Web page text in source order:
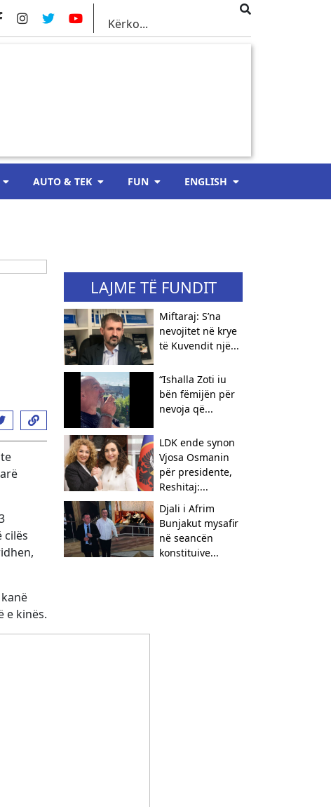
AUTO & TEK FUN ENGLISH
cilës
e kinës.
LAJME TË FUNDIT
Miftaraj: S’na
nevojitet në krye
të Kuvendit një...
“Ishalla Zoti iu
bën fëmijën për
nevoja që...
LDK ende synon
Vjosa Osmanin
për presidente,
Reshitaj:...
Djali i Afrim
Bunjakut mysafir
në seancën
konstituive...